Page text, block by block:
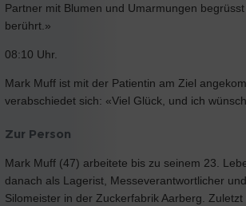
Partner mit Blumen und Umarmungen
berührt.»
08:10 Uhr.
Mark Muff ist mit der Patientin am Ziel
verabschiedet sich: «Viel Glück, und ich
Zur Person
Mark Muff (47) arbeitete bis zu seinem 23.
danach als Lagerist, Messeverantwortlicher
Silomeister in der Zuckerfabrik Aarberg.